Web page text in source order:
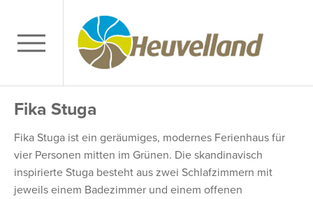
Fika Stuga
Fika Stuga ist ein geräumiges, modernes Ferienhaus für
vier Personen mitten im Grünen. Die skandinavisch
inspirierte Stuga besteht aus zwei Schlafzimmern mit
jeweils einem Badezimmer und einem offenen